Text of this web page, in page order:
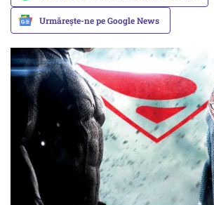
Urmărește-ne pe Google News